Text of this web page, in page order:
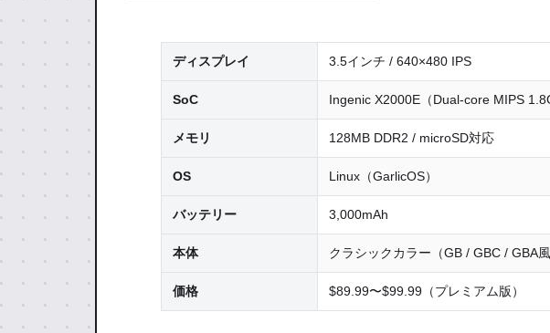
ディスプレイ 3.5インチ / 640×480 IPS
SoC Ingenic X2000E（Dual-core MIPS
メモリ 128MB DDR2 / microSD対応
OS Linux（GarlicOS）
バッテリー 3,000mAh
本体 クラシックカラー（GB / GBC / GBA風
価格 $89.99〜$99.99（プレミアム版）